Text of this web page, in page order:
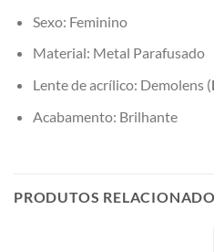
Sexo: Feminino
Material: Metal Parafusado
Lente de acrílico: Demolens (
Acabamento: Brilhante
PRODUTOS